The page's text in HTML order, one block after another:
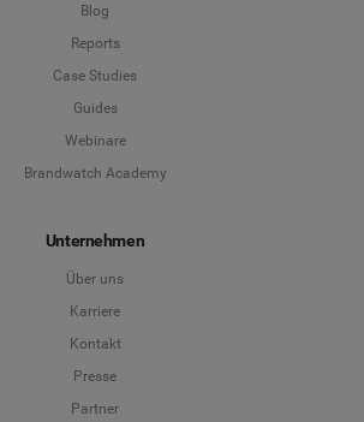
Blog
Reports
Case Studies
Guides
Webinare
Brandwatch Academy
Unternehmen
Über uns
Karriere
Kontakt
Presse
Partner